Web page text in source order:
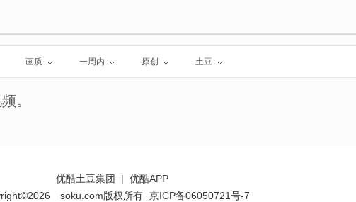
画质 一周内 原创 土豆
。
优酷土豆集团 | 优酷APP
soku.com版权所有 京ICP备06050721号-7